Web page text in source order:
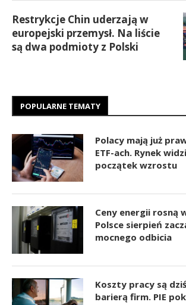
Restrykcje Chin uderzają w
europejski przemysł. Na liście
są dwa podmioty z Polski
POPULARNE TEMATY
Polacy mają już
ETF-ach. Rynek
początek wzrostu
Ceny energii rosną
Polsce sierpień
mocnego odbicia
Koszty pracy są
barierą firm. PIE